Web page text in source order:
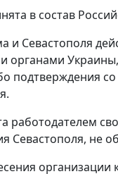
в состав
и Севастополя
Украины,
подтверждения
работодателем
Севастополя, не